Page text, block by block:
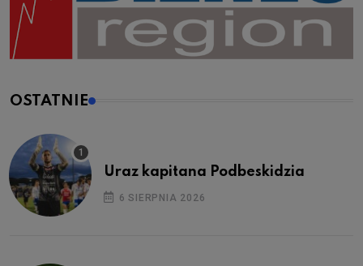
OSTATNIE
Uraz kapitana Podbeskidzia
6 SIERPNIA 2026